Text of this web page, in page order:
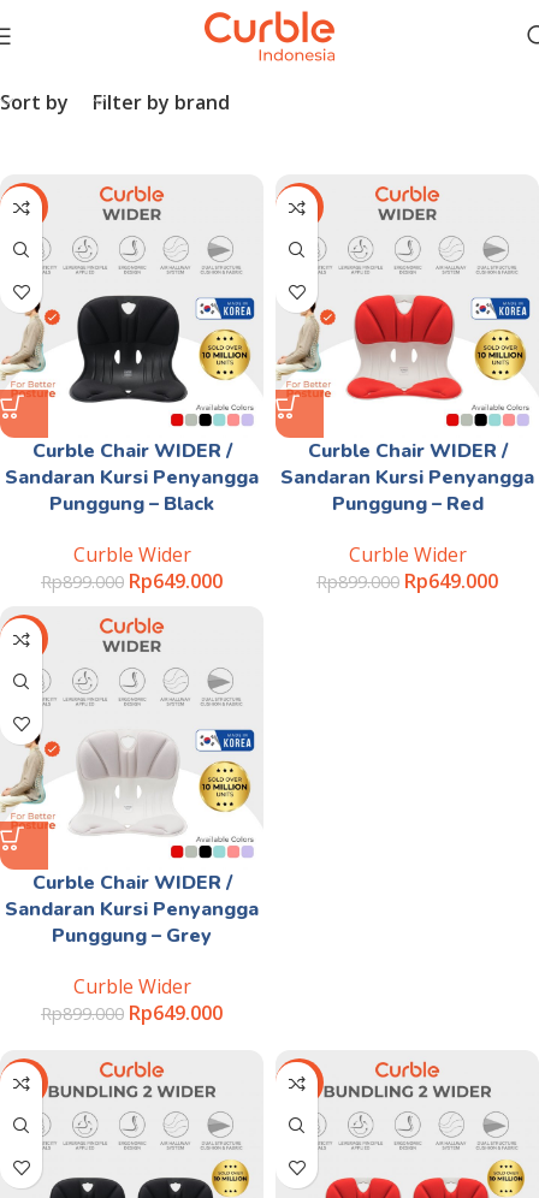
Sort by Filter by brand
-28%
Curble Chair WIDER /
Sandaran Kursi Penyangga
Punggung – Black
Curble Wider
Rp899.000 Rp649.000
-28%
Curble Chair WIDER /
Sandaran Kursi Penyangga
Punggung – Red
Curble Wider
Rp899.000 Rp649.000
-28%
Curble Chair WIDER /
Sandaran Kursi Penyangga
Punggung – Grey
Curble Wider
Rp899.000 Rp649.000
-17% -17%